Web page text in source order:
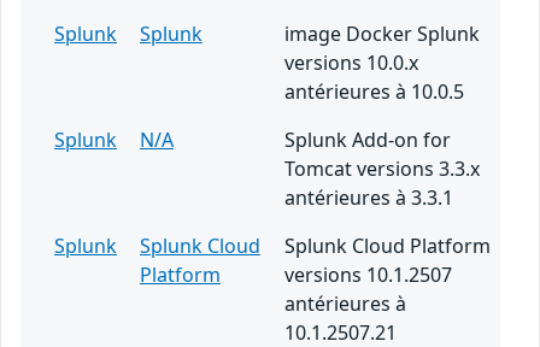
Splunk
Splunk
image Docker Splunk
versions 10.0.x
antérieures à 10.0.5
Splunk
N/A
Splunk Add-on for
Tomcat versions 3.3.x
antérieures à 3.3.1
Splunk
Splunk Cloud
Platform
Splunk Cloud Platform
versions 10.1.2507
antérieures à
10.1.2507.21